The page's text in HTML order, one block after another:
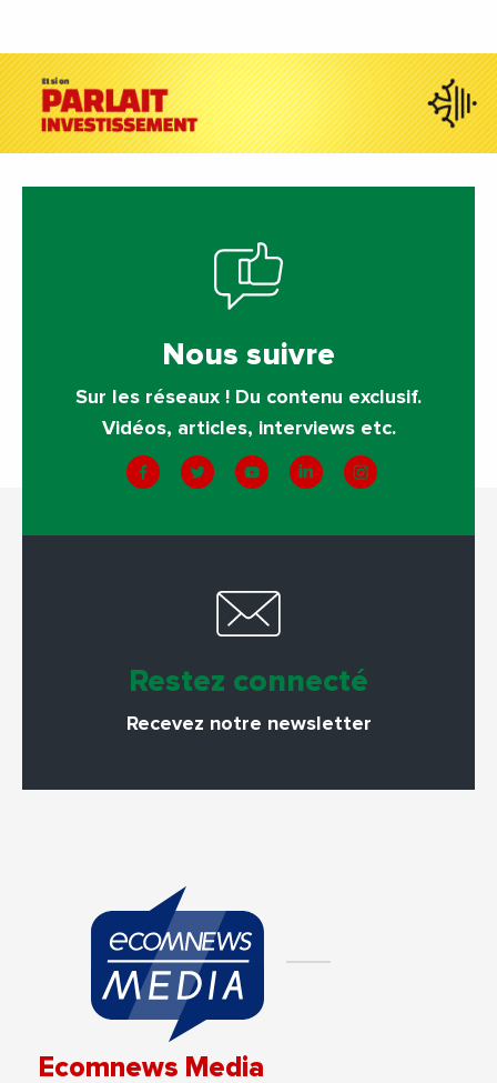
Nous suivre
Sur les réseaux ! Du contenu exclusif.
Vidéos, articles, interviews etc.
Restez connecté
Recevez notre newsletter
Ecomnews Media